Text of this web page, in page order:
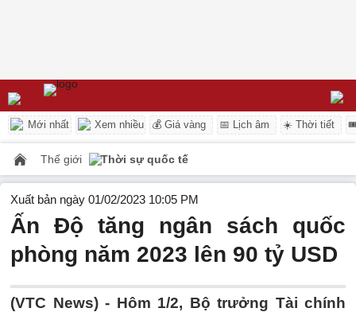
Mới nhất Xem nhiều 💰 Giá vàng 📅 Lịch âm ☀️ Thời tiết
Thế giới Thời sự quốc tế
Xuất bản ngày 01/02/2023 10:05 PM
Ấn Độ tăng ngân sách quốc
phòng năm 2023 lên 90 tỷ USD
(VTC News) - Hôm 1/2, Bộ trưởng Tài chính